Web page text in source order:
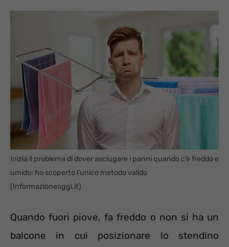
Inizia il problema di dover asciugare i panni quando c’è freddo e
umido: ho scoperto l’unico metodo valido
(Informazioneoggi.it)
Quando fuori piove, fa freddo o non si ha un
balcone in cui posizionare lo stendino